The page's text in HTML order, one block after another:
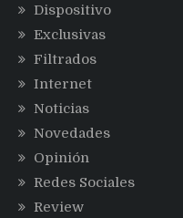
Dispositivo
Exclusivas
Filtrados
Internet
Noticias
Novedades
Opinión
Redes Sociales
Review